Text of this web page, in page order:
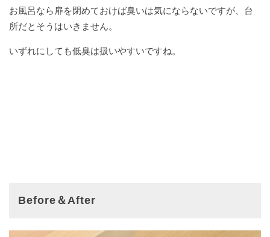
お風呂なら扉を閉めておけば臭いは気にならないですが、台
所だとそうはいきません。
いずれにしても低臭は扱いやすいですね。
Before＆After